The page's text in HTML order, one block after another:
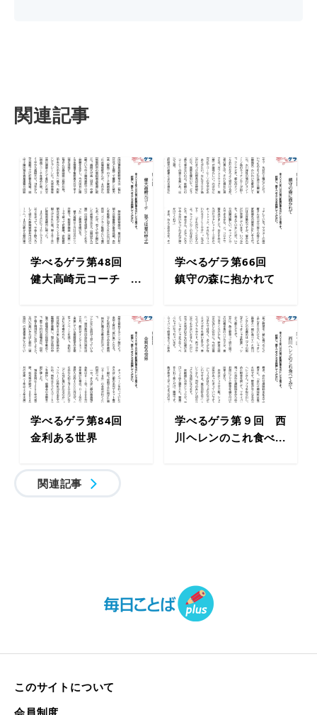
関連記事
学べるゲラ第48回
健大高崎元コーチ ...
学べるゲラ第66回
鎮守の森に抱かれて
学べるゲラ第84回
金利ある世界
学べるゲラ第９回 西
川ヘレンのこれ食べ...
関連記事
このサイトについて